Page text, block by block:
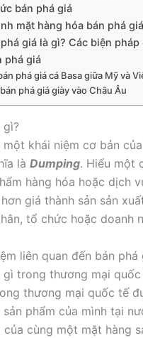
bán phá giá
mặt hàng hóa bán phá
giá là gì? Các biện
phá giá
phá giá cá Basa giữa Mỹ và
phá giá giày vào Châu Âu
gì?
một khái niệm cơ bản
là Dumping. Hiểu một
hàng hóa hoặc dịch
giá thành sản sản
tổ chức hoặc doanh
liên quan đến bán phá
gì trong thương mại
thương mại quốc tế
phẩm của mình tại
cùng một mặt hàng